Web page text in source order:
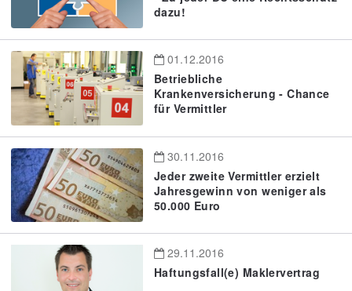
dazu!
01.12.2016
Betriebliche
Krankenversicherung - Chance
für Vermittler
30.11.2016
Jeder zweite Vermittler erzielt
Jahresgewinn von weniger als
50.000 Euro
29.11.2016
Haftungsfall(e) Maklervertrag